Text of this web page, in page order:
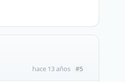
hace 13 años #5